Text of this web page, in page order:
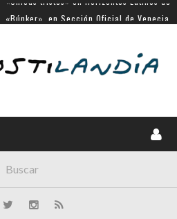
14 largometrajes para «New Directors»